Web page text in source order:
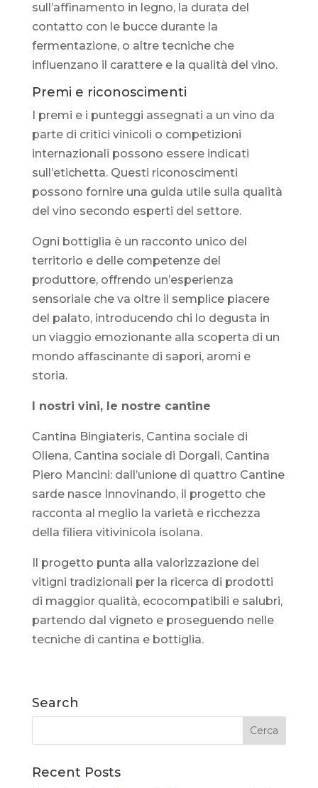
sull’affinamento in legno, la durata del
contatto con le bucce durante la
fermentazione, o altre tecniche che
influenzano il carattere e la qualità del vino.
Premi e riconoscimenti
I premi e i punteggi assegnati a un vino da
parte di critici vinicoli o competizioni
internazionali possono essere indicati
sull’etichetta. Questi riconoscimenti
possono fornire una guida utile sulla qualità
del vino secondo esperti del settore.
Ogni bottiglia è un racconto unico del
territorio e delle competenze del
produttore, offrendo un’esperienza
sensoriale che va oltre il semplice piacere
del palato, introducendo chi lo degusta in
un viaggio emozionante alla scoperta di un
mondo affascinante di sapori, aromi e
storia.
I nostri vini, le nostre cantine
Cantina Bingiateris, Cantina sociale di
Oliena, Cantina sociale di Dorgali, Cantina
Piero Mancini: dall’unione di quattro Cantine
sarde nasce Innovinando, il progetto che
racconta al meglio la varietà e ricchezza
della filiera vitivinicola isolana.
Il progetto punta alla valorizzazione dei
vitigni tradizionali per la ricerca di prodotti
di maggior qualità, ecocompatibili e salubri,
partendo dal vigneto e proseguendo nelle
tecniche di cantina e bottiglia.
Search
Recent Posts